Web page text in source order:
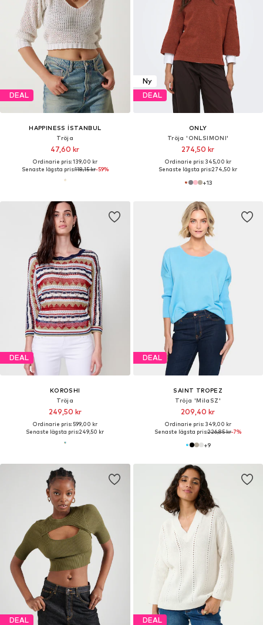
DEAL
HAPPINESS İSTANBUL
Tröja
47,60 kr
Ordinarie pris: 139,00 kr
Senaste lägsta pris:118,15 kr-59%
Ny
DEAL
ONLY
Tröja 'ONLSIMONI'
274,50 kr
Ordinarie pris: 345,00 kr
Senaste lägsta pris:274,50 kr
+13
DEAL
KOROSHI
Tröja
249,50 kr
Ordinarie pris: 599,00 kr
Senaste lägsta pris:249,50 kr
DEAL
SAINT TROPEZ
Tröja 'MilaSZ'
209,40 kr
Ordinarie pris: 349,00 kr
Senaste lägsta pris:226,85 kr-7%
+9
DEAL DEAL